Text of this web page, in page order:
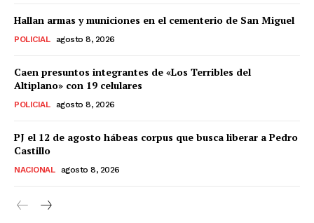
Hallan armas y municiones en el cementerio de San Miguel
POLICIAL agosto 8, 2026
Caen presuntos integrantes de «Los Terribles del
Altiplano» con 19 celulares
POLICIAL agosto 8, 2026
PJ el 12 de agosto hábeas corpus que busca liberar a Pedro
Castillo
NACIONAL agosto 8, 2026